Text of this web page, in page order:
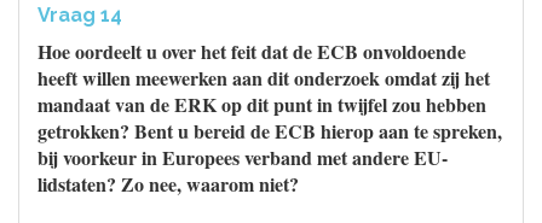
Vraag 14
Hoe oordeelt u over het feit dat de ECB onvoldoende
heeft willen meewerken aan dit onderzoek omdat zij het
mandaat van de ERK op dit punt in twijfel zou hebben
getrokken? Bent u bereid de ECB hierop aan te spreken,
bij voorkeur in Europees verband met andere EU-
lidstaten? Zo nee, waarom niet?